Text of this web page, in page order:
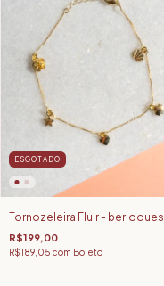
ESGOTADO
Tornozeleira Fluir - berloques
R$199,00
R$189,05 com Boleto